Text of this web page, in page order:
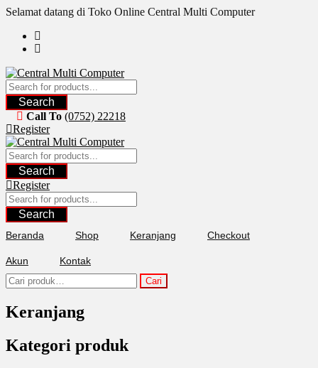
Skip
content
Selamat datang di Toko Online Central Multi Computer
Search
Call To (0752) 22218
Register
Search
Register
Search
Beranda Shop Keranjang Checkout
Akun Kontak
Pencarian
untuk:
Cari
Keranjang
Kategori produk